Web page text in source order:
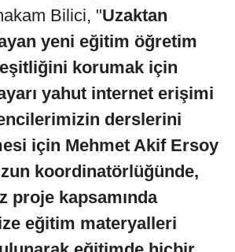
Bilici, "Uzaktan
yeni eğitim öğretim
eşitliğini korumak için
yahut internet erişimi
derslerini
için Mehmet Akif Ersoy
koordinatörlüğünde,
proje kapsamında
eğitim materyalleri